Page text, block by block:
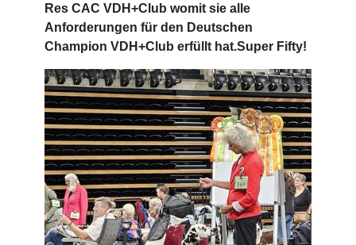
Res CAC VDH+Club womit sie alle
Anforderungen für den Deutschen
Champion VDH+Club erfüllt hat.Super Fifty!